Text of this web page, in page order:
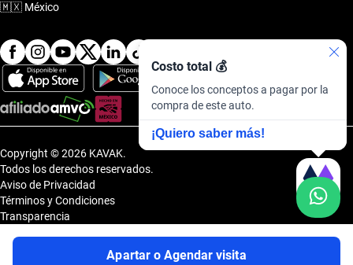
Apartar o Agendar visita
Costo total 💰
Conoce los conceptos a pagar por la
compra de este auto.
¡Quiero saber más!
🇲🇽 México
Copyright © 2026 KAVAK.
Todos los derechos reservados.
Aviso de Privacidad
Términos y Condiciones
Transparencia